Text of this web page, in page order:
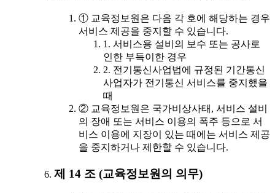
① 교육정보원은 다음 각 호에 해당하는 경우
서비스 제공을 중지할 수 있습니다.
1. 서비스용 설비의 보수 또는 공사로
인한 부득이한 경우
2. 전기통신사업법에 규정된 기간통신
사업자가 전기통신 서비스를 중지했을
때
② 교육정보원은 국가비상사태, 서비스 설비
의 장애 또는 서비스 이용의 폭주 등으로 서
비스 이용에 지장이 있는 때에는 서비스 제공
을 중지하거나 제한할 수 있습니다.
제 14 조 (교육정보원의 의무)